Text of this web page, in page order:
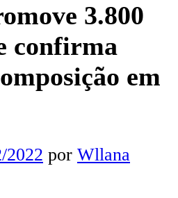
3.800
confirma
em
2022 por Wllana